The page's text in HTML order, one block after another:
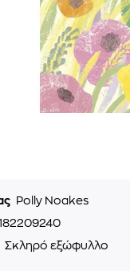
Polly Noakes
Σκληρό εξώφυλλο